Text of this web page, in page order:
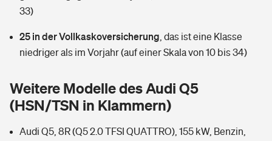
Zur Übersicht
Tools
Hochwasser-Check: Wie gefährdet ist Ihr Haus?
Handyversicherung
Private Cyberversicherung
Wer versichert was: Jetzt Versicherer finden
Rentenrechner: Wie viel Geld bekomme ich im Alter?
33)
25 in der Vollkaskoversicherung das ist eine Klasse
niedriger als im Vorjahr (auf einer Skala von 10 bis 34)
Weitere Modelle des Audi Q5
(HSN/TSN in Klammern)
Audi Q5, 8R (Q5 2.0 TFSI QUATTRO), 155 kW, Benzin,